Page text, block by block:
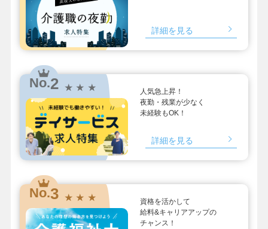
詳細を見る
No.2 ★ ★ ★
人気急上昇！
夜勤・残業が少なく
未経験もOK！
詳細を見る
No.3 ★ ★ ★
資格を活かして
給料&キャリアアップの
チャンス！